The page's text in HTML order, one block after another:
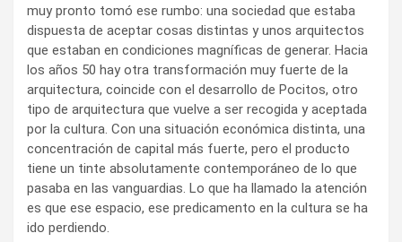
muy pronto tomó ese rumbo: una sociedad que estaba
dispuesta de aceptar cosas distintas y unos arquitectos
que estaban en condiciones magníficas de generar. Hacia
los años 50 hay otra transformación muy fuerte de la
arquitectura, coincide con el desarrollo de Pocitos, otro
tipo de arquitectura que vuelve a ser recogida y aceptada
por la cultura. Con una situación económica distinta, una
concentración de capital más fuerte, pero el producto
tiene un tinte absolutamente contemporáneo de lo que
pasaba en las vanguardias. Lo que ha llamado la atención
es que ese espacio, ese predicamento en la cultura se ha
ido perdiendo.